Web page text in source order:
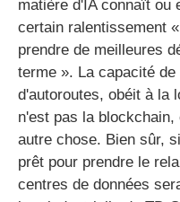
matière d'IA connaît ou
certain ralentissement
prendre de meilleures
terme ». La capacité
d'autoroutes, obéit à la
n'est pas la
autre chose. Bien sûr,
prêt pour prendre le
centres de données